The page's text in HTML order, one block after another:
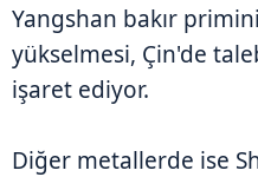
Yangshan bakır
yükselmesi, Çin'de
işaret ediyor.
Diğer metallerde ise